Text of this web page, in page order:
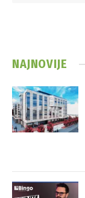
NAJNOVIJE